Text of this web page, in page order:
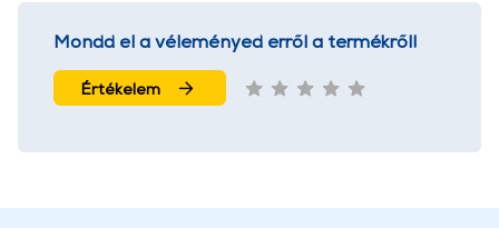
Mondd el a véleményed erről a termékről!
Értékelem